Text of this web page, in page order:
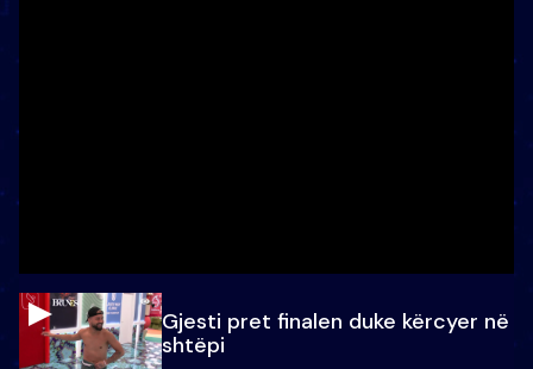
Gjesti pret finalen duke kërcyer në
shtëpi